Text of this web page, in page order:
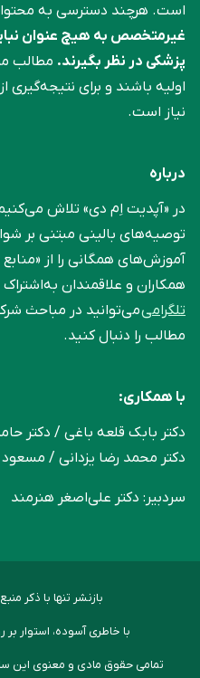
است. هرچند دسترسی به محتوا
غیرمتخصص به هیچ عنوان
پزشکی در نظر بگیرند. مطالب
اولیه باشند و برای
نیاز است.
درباره
در «آپدیت اِم دی» تلاش
توصیه‌های بالینی مبتنی بر
آموزش‌های همگانی را از «منابع
همکاران و علاقمندان
تلگرامیمی‌توانید در مباحث
مطالب را دنبال کنید.
با همکاری:
دکتر بابک قلعه‌ باغی / دکتر
دکتر محمد رضا یزدانی /
سردبیر: دکتر علی‌اصغر هنرمند
بازنشر تنها با ذکر
با خاطری آسوده، استوار بر
تمامی حقوق مادی و معنوی این